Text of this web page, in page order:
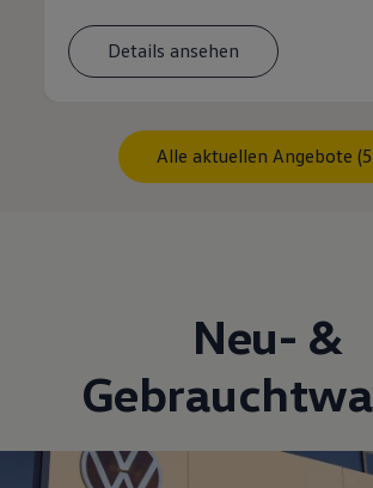
Details ansehen
Alle aktuellen Angebote
Neu- &